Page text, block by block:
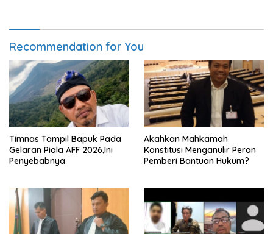
Recommendation for You
Timnas Tampil Bapuk Pada
Gelaran Piala AFF 2026,Ini
Penyebabnya
Akahkan Mahkamah
Konstitusi Menganulir Peran
Pemberi Bantuan Hukum?